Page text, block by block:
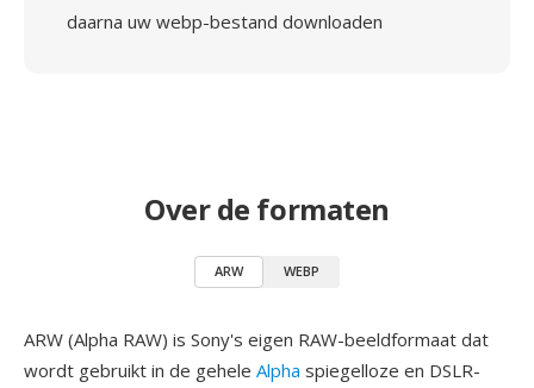
daarna uw webp-bestand downloaden
Over de formaten
ARW WEBP
ARW (Alpha RAW) is Sony's eigen RAW-beeldformaat dat
wordt gebruikt in de gehele Alpha spiegelloze en DSLR-